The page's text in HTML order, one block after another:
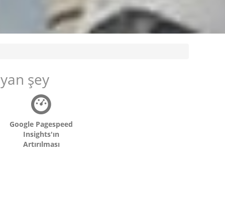
şey
Google Pagespeed
Insights'ın
Artırılması